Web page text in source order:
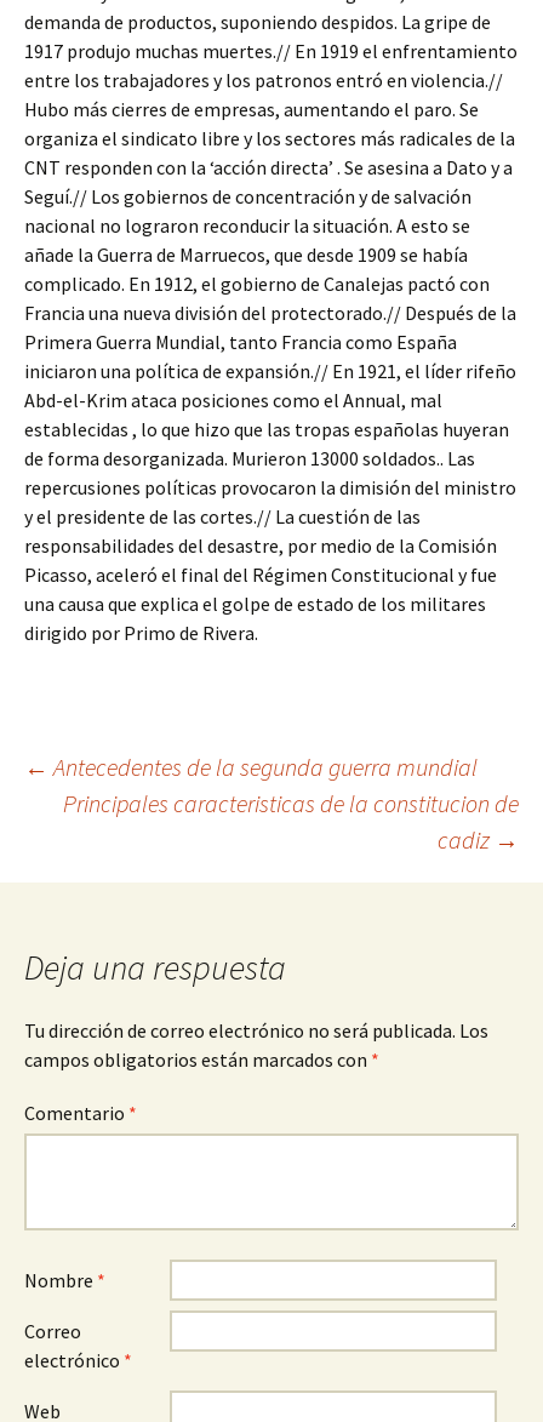
demanda de productos, suponiendo despidos. La gripe de
1917 produjo muchas muertes.// En 1919 el enfrentamiento
entre los trabajadores y los patronos entró en violencia.//
Hubo más cierres de empresas, aumentando el paro. Se
organiza el sindicato libre y los sectores más radicales de la
CNT responden con la ‘acción directa’ . Se asesina a Dato y a
Seguí.// Los gobiernos de concentración y de salvación
nacional no lograron reconducir la situación. A esto se
añade la Guerra de Marruecos, que desde 1909 se había
complicado. En 1912, el gobierno de Canalejas pactó con
Francia una nueva división del protectorado.// Después de la
Primera Guerra Mundial, tanto Francia como España
iniciaron una política de expansión.// En 1921, el líder rifeño
Abd-el-Krim ataca posiciones como el Annual, mal
establecidas , lo que hizo que las tropas españolas huyeran
de forma desorganizada. Murieron 13000 soldados.. Las
repercusiones políticas provocaron la dimisión del ministro
y el presidente de las cortes.// La cuestión de las
responsabilidades del desastre, por medio de la Comisión
Picasso, aceleró el final del Régimen Constitucional y fue
una causa que explica el golpe de estado de los militares
dirigido por Primo de Rivera.
Navegación
← Antecedentes de la segunda guerra mundial
Principales caracteristicas de la constitucion de
cadiz →
Deja una respuesta
Tu dirección de correo electrónico no será publicada. Los
campos obligatorios están marcados con *
Comentario *
Nombre *
Correo
electrónico *
Web